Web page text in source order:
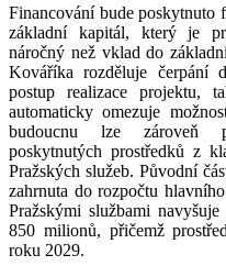
Financování bude poskytnuto
základní kapitál, který je
náročný než vklad do
Kováříka rozděluje čerpání
postup realizace projektu,
automaticky omezuje
budoucnu lze zároveň
poskytnutých prostředků z
Pražských služeb. Původní
zahrnuta do rozpočtu
Pražskými službami
850 milionů, přičemž
roku 2029.